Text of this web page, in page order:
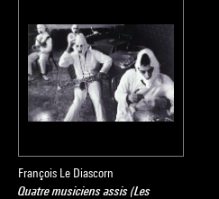
François Le Diascorn
Quatre musiciens assis (Les